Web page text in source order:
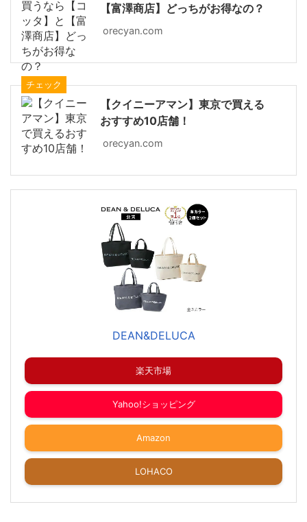
【富澤商店】どっちがお得なの？
orecyan.com
チェック
【クイニーアマン】東京で買える
おすすめ10店舗！
orecyan.com
DEAN&DELUCA
楽天市場
Yahoo!ショッピング
Amazon
LOHACO